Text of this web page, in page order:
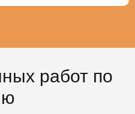
работ по